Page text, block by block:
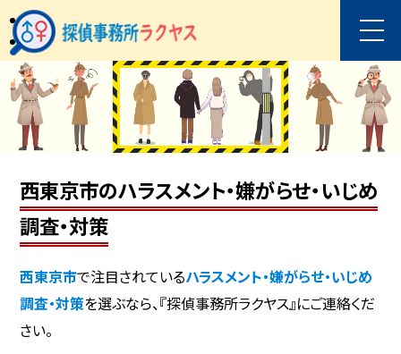
西東京市のハラスメント・嫌がらせ・いじめ
調査・対策
西東京市で注目されているハラスメント・嫌がらせ・いじめ
調査・対策を選ぶなら、『探偵事務所ラクヤス』にご連絡くだ
さい。